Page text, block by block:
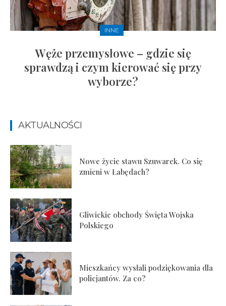
INNE
Węże przemysłowe – gdzie się
sprawdzą i czym kierować się przy
wyborze?
AKTUALNOŚCI
Nowe życie stawu Szuwarek. Co się
zmieni w Łabędach?
Gliwickie obchody Święta Wojska
Polskiego
Mieszkańcy wysłali podziękowania dla
policjantów. Za co?